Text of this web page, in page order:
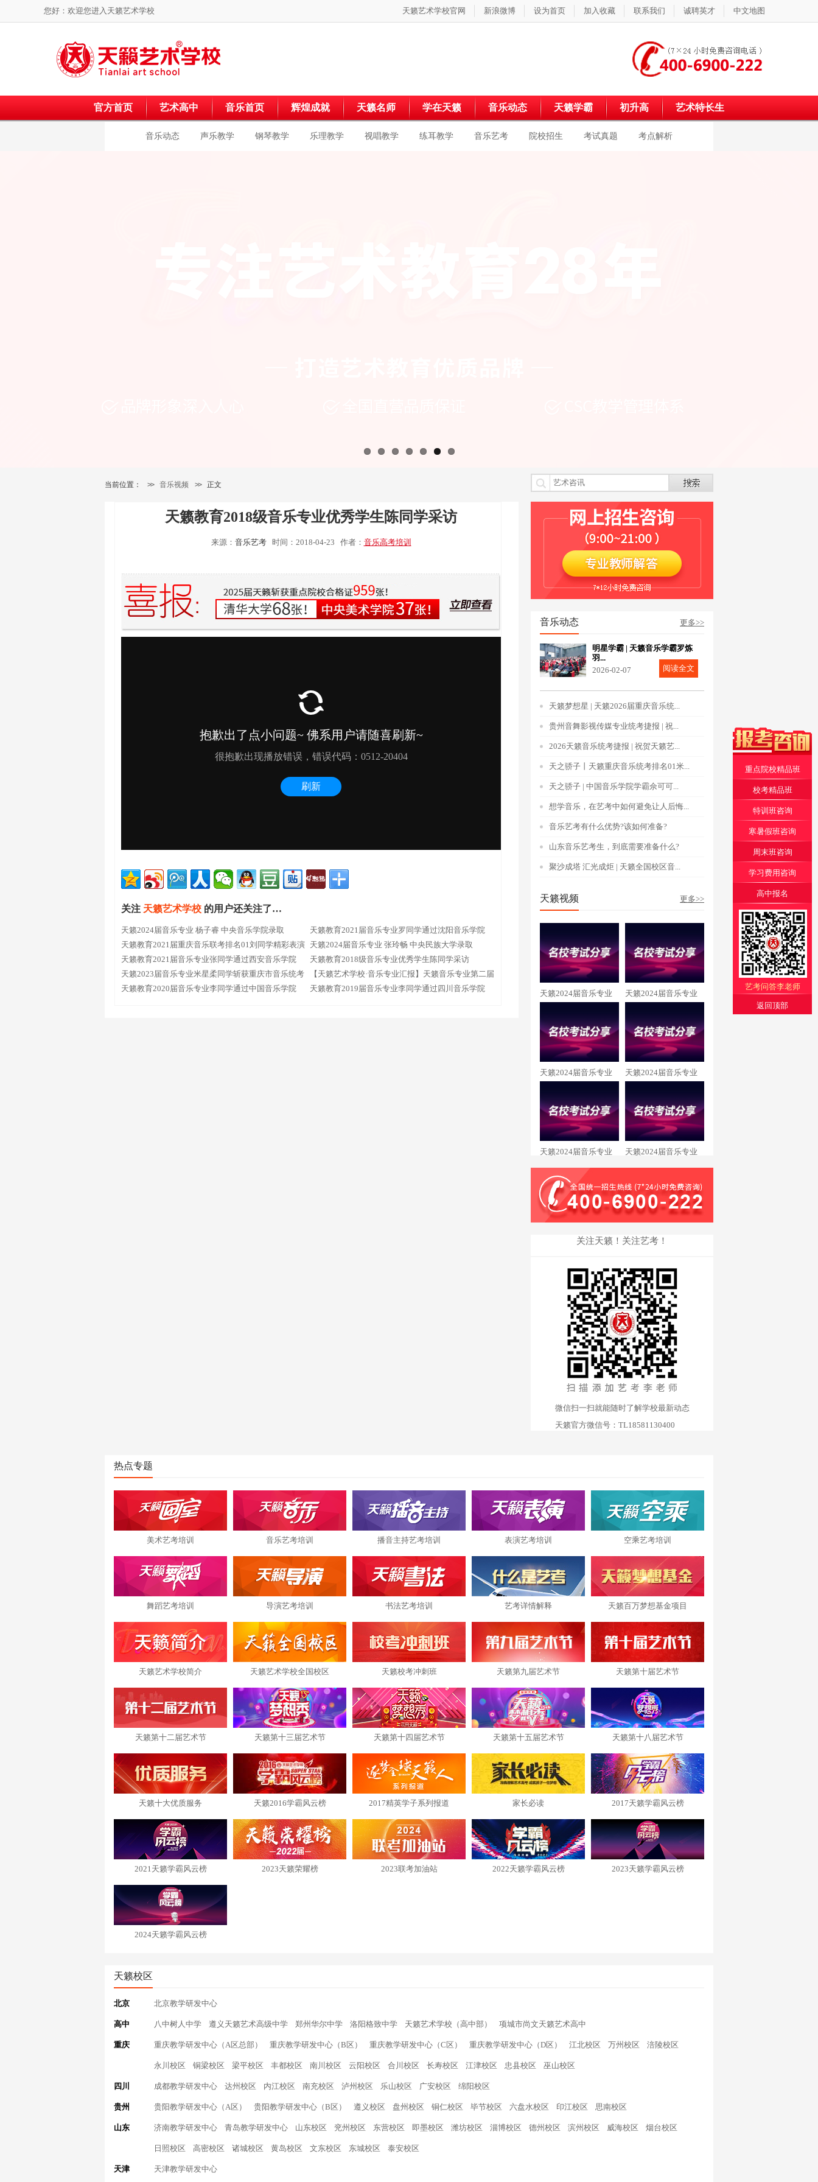
您好：欢迎您进入 天籁艺术学校 天籁艺术学校官网 新浪微博 设为首页 加入收藏 联系我们 诚聘英才 中文地图
官方首页 艺术高中 音乐首页 辉煌成就 天籁名师 学在天籁 音乐动态 天籁学霸 初升高 艺术特长生
音乐动态 声乐教学 钢琴教学 乐理教学 视唱教学 练耳教学 音乐艺考 院校招生 考试真题 考点解析
当前位置： >> 音乐视频 >> 正文
天籁教育2018级音乐专业优秀学生陈同学采访
来源： 音乐艺考 时间：2018-04-23 作者： 音乐高考培训
关注 天籁艺术学校 的用户还关注了…
天籁2024届音乐专业 杨子睿 中央音乐学院录取
天籁教育2021届重庆音乐联考排名01刘同学精彩表演
天籁教育2021届音乐专业张同学通过西安音乐学院
天籁2023届音乐专业米星柔同学斩获重庆市音乐统考
排名01
天籁教育2020届音乐专业李同学通过中国音乐学院
天籁教育2021届音乐专业罗同学通过沈阳音乐学院
天籁2024届音乐专业 张玲畅 中央民族大学录取
天籁教育2018级音乐专业优秀学生陈同学采访
【天籁艺术学校·音乐专业汇报】天籁音乐专业第二届
夏季歌咏比赛圆满落幕！
天籁教育2019届音乐专业李同学通过四川音乐学院
音乐动态 更多>>
明星学霸 | 天籁音乐学霸罗炼
羽...
2026-02-07
阅读全文
天籁梦想星 | 天籁2026届重庆音乐统...
贵州音舞影视传媒专业统考捷报 | 祝...
2026天籁音乐统考捷报 | 祝贺天籁艺...
天之骄子丨天籁重庆音乐统考排名01米...
天之骄子 | 中国音乐学院学霸佘可可...
想学音乐，在艺考中如何避免让人后悔...
音乐艺考有什么优势?该如何准备?
山东音乐艺考生，到底需要准备什么?
聚沙成塔 汇光成炬 | 天籁全国校区音...
天籁视频 更多>>
天籁2024届音乐专业
录取
天籁2024届音乐专业
录取
天籁2024届音乐专业 天籁2024届音乐专业
天籁2024届音乐专业
舒畅 星海音乐学院录
取
天籁2024届音乐专业
录取
关注天籁！关注艺考！
微信扫一扫就能随时了解学校最新动态
天籁官方微信号：TL18581130400
热点专题
美术艺考培训 音乐艺考培训 播音主持艺考培训 表演艺考培训 空乘艺考培训
舞蹈艺考培训 导演艺考培训 书法艺考培训 艺考详情解释 天籁百万梦想基金项目
天籁艺术学校简介 天籁艺术学校全国校区 天籁校考冲刺班 天籁第九届艺术节 天籁第十届艺术节
天籁第十二届艺术节 天籁第十三届艺术节 天籁第十四届艺术节 天籁第十五届艺术节 天籁第十八届艺术节
天籁十大优质服务 天籁2016学霸风云榜 2017精英学子系列报道 家长必读 2017天籁学霸风云榜
2021天籁学霸风云榜 2023天籁荣耀榜 2023联考加油站 2022天籁学霸风云榜 2023天籁学霸风云榜
2024天籁学霸风云榜
天籁校区
北京 北京教学研发中心
高中 八中树人中学 遵义天籁艺术高级中学 郑州华尔中学 洛阳格致中学 天籁艺术学校（高中部） 项城市尚文天籁艺术高中
重庆 重庆教学研发中心（A区总部） 重庆教学研发中心（B区） 重庆教学研发中心（C区） 重庆教学研发中心（D区） 江北校区 万州校区 涪陵校区
永川校区 铜梁校区 梁平校区 丰都校区 南川校区 云阳校区 合川校区 长寿校区 江津校区 忠县校区 巫山校区
四川 成都教学研发中心 达州校区 内江校区 南充校区 泸州校区 乐山校区 广安校区 绵阳校区
贵州 贵阳教学研发中心（A区） 贵阳教学研发中心（B区） 遵义校区 盘州校区 铜仁校区 毕节校区 六盘水校区 印江校区 思南校区
山东 济南教学研发中心 青岛教学研发中心 山东校区 兖州校区 东营校区 即墨校区 潍坊校区 淄博校区 德州校区 滨州校区 威海校区 烟台校区
日照校区 高密校区 诸城校区 黄岛校区 文东校区 东城校区 泰安校区
天津 天津教学研发中心
重点院校精品班
校考精品班
特训班咨询
寒暑假班咨询
周末班咨询
学习费用咨询
高中报名
艺考问答李老师
返回顶部